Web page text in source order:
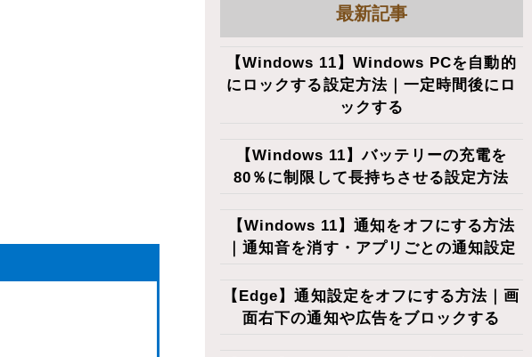
最新記事
【Windows 11】Windows PCを自動的
にロックする設定方法｜一定時間後にロ
ックする
【Windows 11】バッテリーの充電を
80％に制限して長持ちさせる設定方法
【Windows 11】通知をオフにする方法
｜通知音を消す・アプリごとの通知設定
【Edge】通知設定をオフにする方法｜画
面右下の通知や広告をブロックする